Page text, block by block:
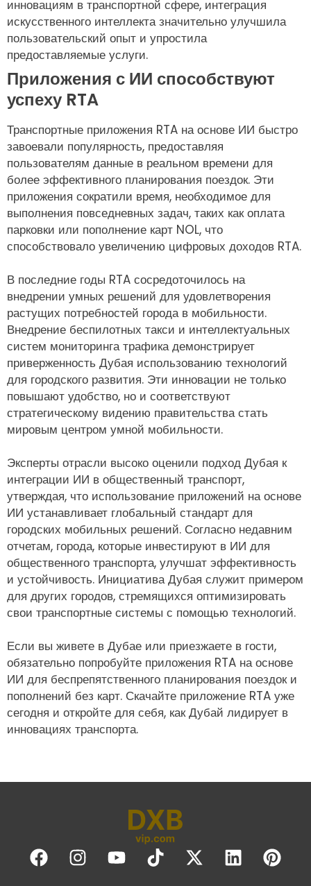
инновациям в транспортной сфере, интеграция
искусственного интеллекта значительно улучшила
пользовательский опыт и упростила
предоставляемые услуги.
Приложения с ИИ способствуют
успеху RTA
Транспортные приложения RTA на основе ИИ быстро
завоевали популярность, предоставляя
пользователям данные в реальном времени для
более эффективного планирования поездок. Эти
приложения сократили время, необходимое для
выполнения повседневных задач, таких как оплата
парковки или пополнение карт NOL, что
способствовало увеличению цифровых доходов RTA.
В последние годы RTA сосредоточилось на
внедрении умных решений для удовлетворения
растущих потребностей города в мобильности.
Внедрение беспилотных такси и интеллектуальных
систем мониторинга трафика демонстрирует
приверженность Дубая использованию технологий
для городского развития. Эти инновации не только
повышают удобство, но и соответствуют
стратегическому видению правительства стать
мировым центром умной мобильности.
Эксперты отрасли высоко оценили подход Дубая к
интеграции ИИ в общественный транспорт,
утверждая, что использование приложений на основе
ИИ устанавливает глобальный стандарт для
городских мобильных решений. Согласно недавним
отчетам, города, которые инвестируют в ИИ для
общественного транспорта, улучшат эффективность
и устойчивость. Инициатива Дубая служит примером
для других городов, стремящихся оптимизировать
свои транспортные системы с помощью технологий.
Если вы живете в Дубае или приезжаете в гости,
обязательно попробуйте приложения RTA на основе
ИИ для беспрепятственного планирования поездок и
пополнений без карт. Скачайте приложение RTA уже
сегодня и откройте для себя, как Дубай лидирует в
инновациях транспорта.